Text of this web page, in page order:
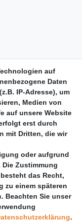
auf
Daten
IP-Adresse), um
Medien von
auf unsere Website
erst durch
mit Dritten, die wir
oder aufgrund
Zustimmung
das Recht,
zu einem späteren
Beachten Sie unser
.